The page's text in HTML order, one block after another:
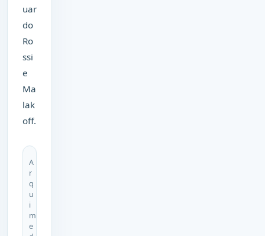
uar
do
Ro
ssi
e
Ma
lak
off.
A
r
q
u
i
m
e